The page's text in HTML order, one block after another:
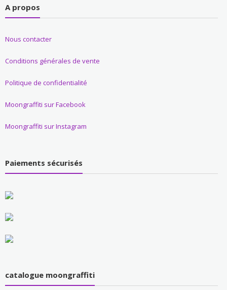
A propos
Nous contacter
Conditions générales de vente
Politique de confidentialité
Moongraffiti sur Facebook
Moongraffiti sur Instagram
Paiements sécurisés
catalogue moongraffiti